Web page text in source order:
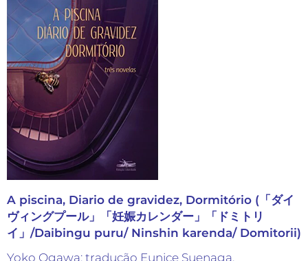
A piscina, Diario de gravidez, Dormitório (「ダイ
ヴィングプール」「妊娠カレンダー」「ドミトリ
イ」/Daibingu puru/ Ninshin karenda/ Domitorii)
Yoko Ogawa; tradução Eunice Suenaga.